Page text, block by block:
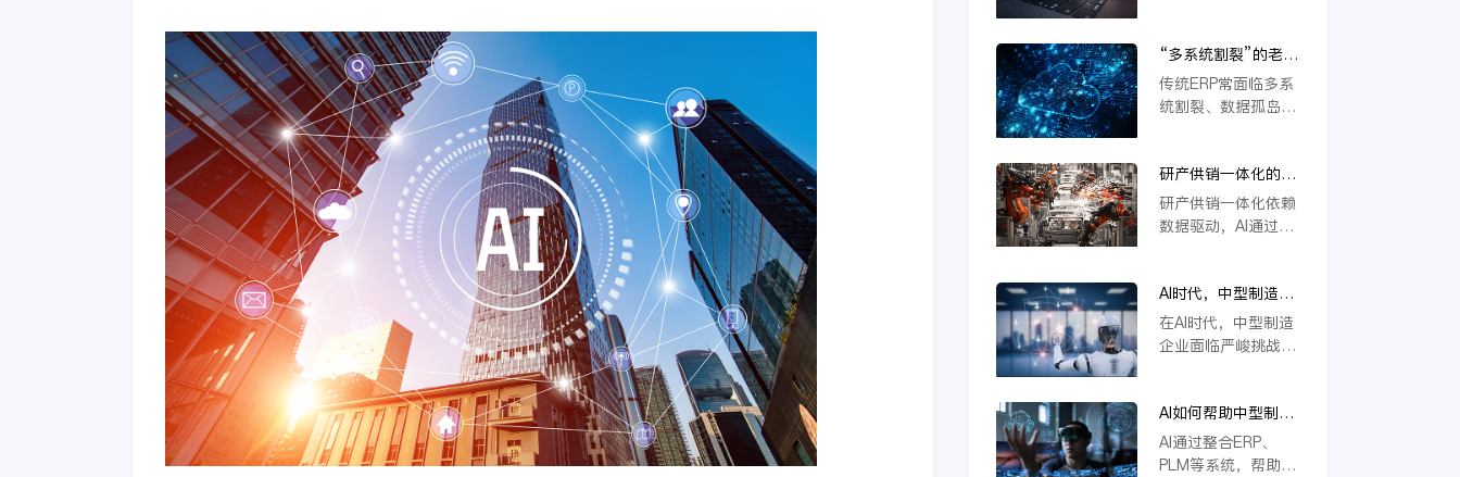
产流程、精准预测需
求与自动化决策，企
业能显著降本增效，
建差异化优势，实现
可持续增长。
“多系统割裂”的老问
题，AI驱动的一体化
ERP 如何彻底解决？
传统ERP常面临多系
统割裂、数据孤岛等
体化平台，深度融合
PLM、供应链等模
块，实现数据实时同
料编码、提升变更效
率，还支持行业定制
与模块化应用，从根
本上解决系统分散问
营与智能决策。
研产供销一体化的核
心在于数据，AI如何
重建数据底座？
研产供销一体化依赖
数据驱动，AI通过重
垒，实现物料编码优
化、模块化设计及变
更效率提升，从而支
字化转型。
AI时代，中型制造企
业不做一体化将失去
未来竞争力
在AI时代，中型制造
企业面临严峻挑战。
一体化协同，将难以
应对定制化需求与物
料管理复杂度，导致
AI如何帮助中型制造
企业做到“业财一
体”？
AI通过整合ERP、
PLM等系统，帮助中